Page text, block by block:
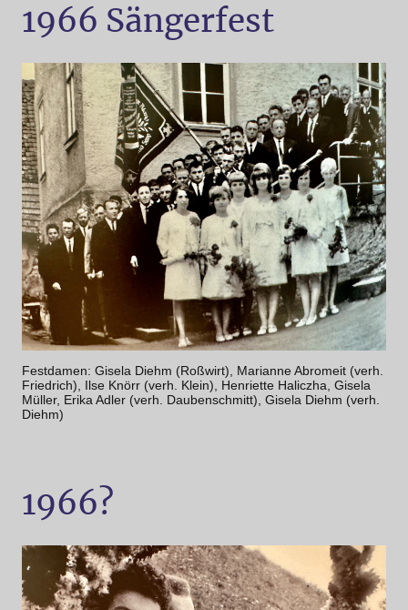
1966 Sängerfest
Festdamen: Gisela Diehm (Roßwirt), Marianne Abromeit (verh.
Friedrich), Ilse Knörr (verh. Klein), Henriette Haliczha, Gisela
Müller, Erika Adler (verh. Daubenschmitt), Gisela Diehm (verh.
Diehm)
1966?